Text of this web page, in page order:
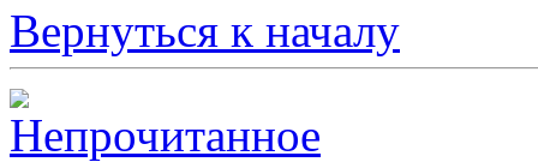
Вернуться к началу